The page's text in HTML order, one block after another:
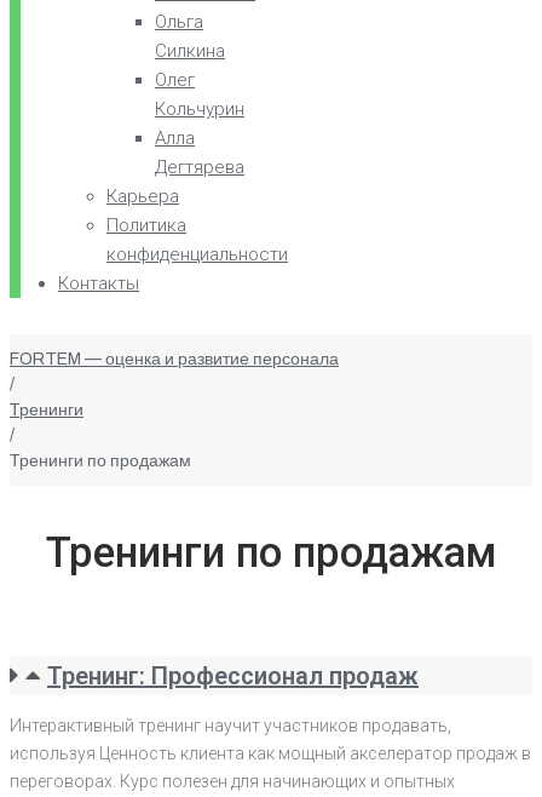
Ольга
Силкина
Олег
Кольчурин
Алла
Дегтярева
Карьера
Политика
конфиденциальности
Контакты
FORTEM — оценка и развитие персонала
/
Тренинги
/
Тренинги по продажам
Тренинги по продажам
Тренинг: Профессионал продаж
Интерактивный тренинг научит участников продавать,
используя Ценность клиента как мощный акселератор продаж в
переговорах. Курс полезен для начинающих и опытных